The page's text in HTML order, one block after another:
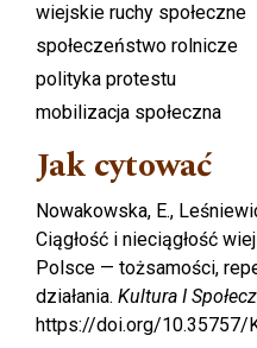
wiejskie ruchy społeczne
społeczeństwo rolnicze
polityka protestu
mobilizacja społeczna
Jak cytować
Nowakowska, E.,
Ciągłość i nieciągłość
Polsce — tożsamości,
działania. Kultura I
https://doi.org/10.35757/